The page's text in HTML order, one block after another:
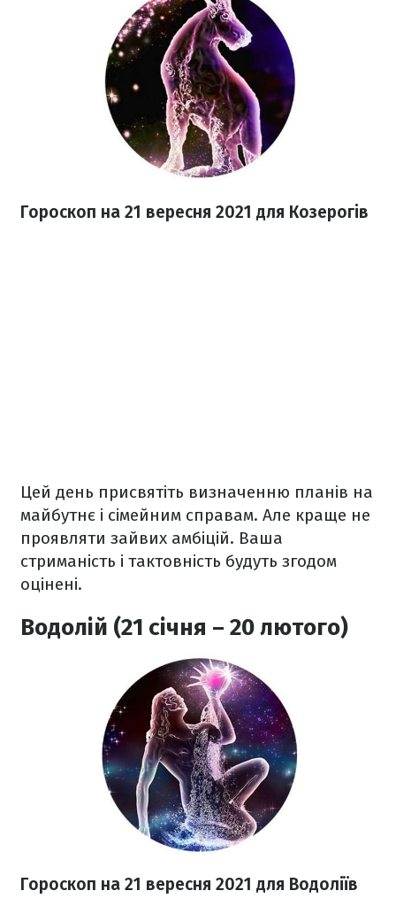
Гороскоп на 21 вересня 2021 для Козерогів
Цей день присвятіть визначенню планів на
майбутнє і сімейним справам. Але краще не
проявляти зайвих амбіцій. Ваша
стриманість і тактовність будуть згодом
оцінені.
Водолій (21 січня – 20 лютого)
Гороскоп на 21 вересня 2021 для Водоліїв